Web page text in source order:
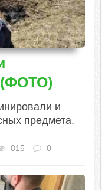
и
предмета.
815 0